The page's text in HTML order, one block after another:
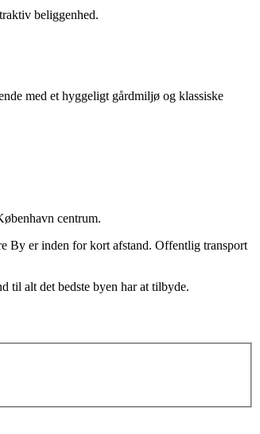
beliggenhed.
med et hyggeligt gårdmiljø og klassiske
centrum.
By er inden for kort afstand. Offentlig transport
til alt det bedste byen har at tilbyde.